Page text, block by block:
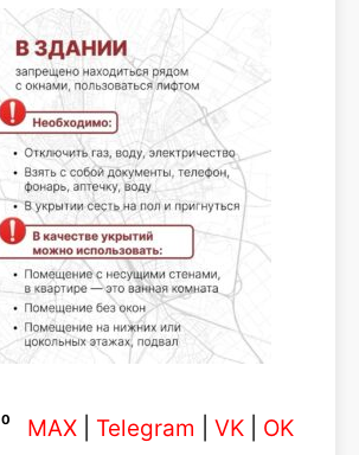
0 MAX Telegram VK OK